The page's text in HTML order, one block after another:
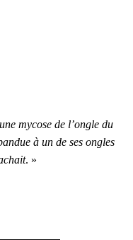
mycose de l’ongle du
à un de ses ongles
. »